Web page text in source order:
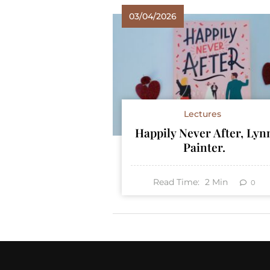
03/04/2026
Lectures
Happily Never After,
Painter.
Read Time: 2 Min 0